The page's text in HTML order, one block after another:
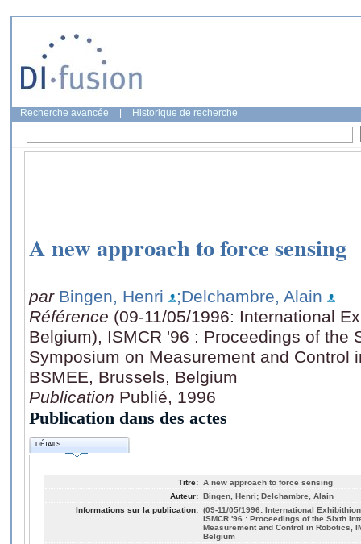
Recherche avancée Historique de recherche
A new approach to force sensing
par Bingen, Henri
;Delchambre, Alain
Référence (09-11/05/1996: International
Belgium), ISMCR '96 : Proceedings of the
Symposium on Measurement and Control
BSMEE, Brussels, Belgium
Publication Publié, 1996
Publication dans des actes
DÉTAILS
Titre: A new approach to force sensing
Auteur: Bingen, Henri; Delchambre, Alain
Informations sur la publication: (09-11/05/1996: International
ISMCR '96 : Proceedings of the Sixth
Measurement and Control in Robotics,
Belgium